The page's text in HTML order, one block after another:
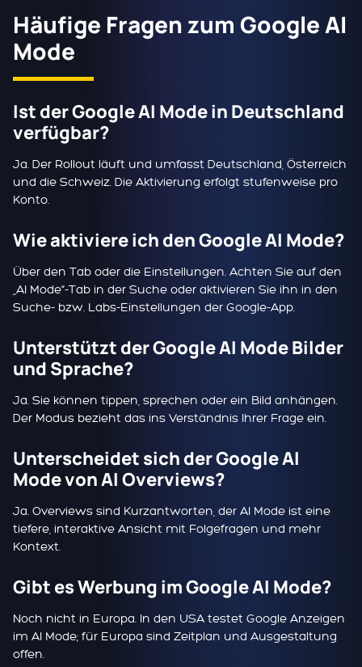
Häufige Fragen zum Google AI
Mode
Ist der Google AI Mode in Deutschland
verfügbar?
Ja. Der Rollout läuft und umfasst Deutschland, Österreich
und die Schweiz. Die Aktivierung erfolgt stufenweise pro
Konto.
Wie aktiviere ich den Google AI Mode?
Über den Tab oder die Einstellungen. Achten Sie auf den
„AI Mode“-Tab in der Suche oder aktivieren Sie ihn in den
Suche- bzw. Labs-Einstellungen der Google-App.
Unterstützt der Google AI Mode Bilder
und Sprache?
Ja. Sie können tippen, sprechen oder ein Bild anhängen.
Der Modus bezieht das ins Verständnis Ihrer Frage ein.
Unterscheidet sich der Google AI
Mode von AI Overviews?
Ja. Overviews sind Kurzantworten, der AI Mode ist eine
tiefere, interaktive Ansicht mit Folgefragen und mehr
Kontext.
Gibt es Werbung im Google AI Mode?
Noch nicht in Europa. In den USA testet Google Anzeigen
im AI Mode; für Europa sind Zeitplan und Ausgestaltung
offen.